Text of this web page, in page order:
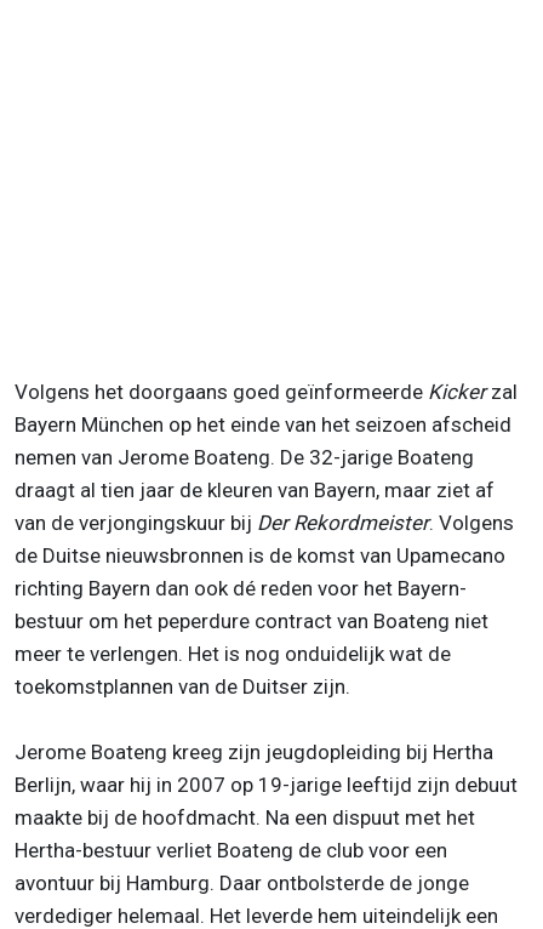
Volgens het doorgaans goed geïnformeerde Kickerzal
Bayern München op het einde van het seizoen afscheid
nemen van Jerome Boateng. De 32-jarige Boateng
draagt al tien jaar de kleuren van Bayern, maar ziet af
van de verjongingskuur bij Der Rekordmeister. Volgens
de Duitse nieuwsbronnen is de komst van Upamecano
richting Bayern dan ook dé reden voor het Bayern-
bestuur om het peperdure contract van Boateng niet
meer te verlengen. Het is nog onduidelijk wat de
toekomstplannen van de Duitser zijn.
Jerome Boateng kreeg zijn jeugdopleiding bij Hertha
Berlijn, waar hij in 2007 op 19-jarige leeftijd zijn debuut
maakte bij de hoofdmacht. Na een dispuut met het
Hertha-bestuur verliet Boateng de club voor een
avontuur bij Hamburg. Daar ontbolsterde de jonge
verdediger helemaal. Het leverde hem uiteindelijk een